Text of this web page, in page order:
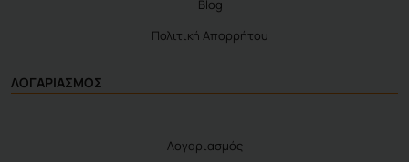
Blog
Πολιτική Απορρήτου
ΛΟΓΑΡΙΑΣΜΟΣ
Λογαριασμός